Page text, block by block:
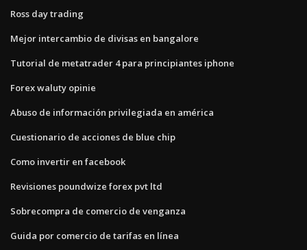
Ross day trading
Mejor intercambio de divisas en bangalore
Tutorial de metatrader 4 para principiantes iphone
Forex waluty opinie
Abuso de información privilegiada en américa
Cuestionario de acciones de blue chip
Como invertir en facebook
Revisiones poundwize forex pvt ltd
Sobrecompra de comercio de venganza
Guida por comercio de tarifas en línea